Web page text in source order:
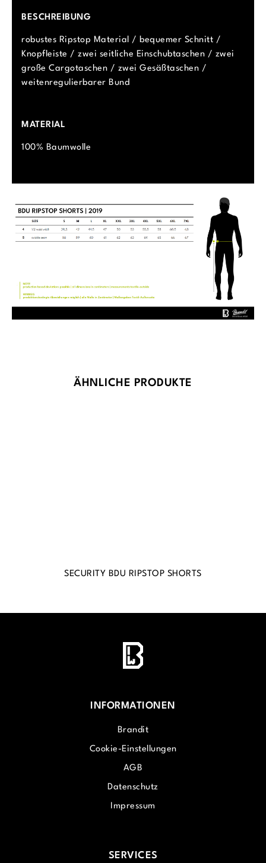
BESCHREIBUNG
robustes Ripstop Material / bequemer Schnitt /
Knopfleiste / zwei seitliche Einschubtaschen / zwei
große Cargotaschen / zwei Gesäßtaschen /
weitenregulierbarer Bund
MATERIAL
100% Baumwolle
Produktgalerie überspringen
ÄHNLICHE PRODUKTE
SECURITY BDU RIPSTOP SHORTS
INFORMATIONEN
Brandit
Cookie-Einstellungen
AGB
Datenschutz
Impressum
SERVICES